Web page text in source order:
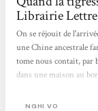
Librairie
On se réjouit de
une Chine ancestrale
tome nous contait, par
dans une maison au
l'écriture douce et
NGHI VO